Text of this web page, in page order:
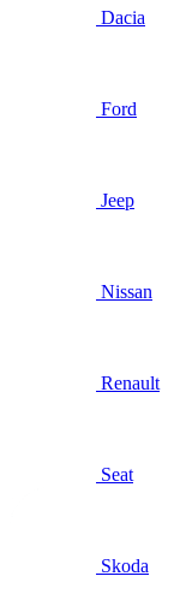
Dacia
Ford
Jeep
Nissan
Renault
Seat
Skoda